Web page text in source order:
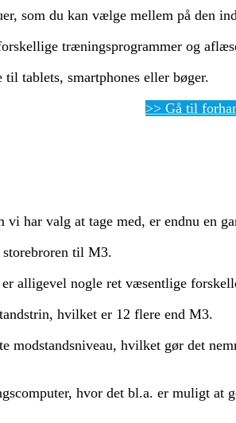
som du kan vælge mellem på den
træningsprogrammer og
tablets, smartphones eller bøger.
>> Gå til
vi har valg at tage med, er endnu en
til M3.
alligevel nogle ret væsentlige
hvilket er 12 flere end M3.
modstandsniveau, hvilket gør det
hvor det bl.a. er muligt